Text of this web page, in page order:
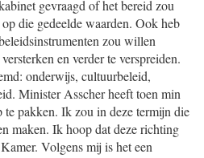
gevraagd of het bereid zou
die gedeelde waarden. Ook heb
zou willen
en verder te verspreiden.
onderwijs, cultuurbeleid,
Minister Asscher heeft toen min
te pakken. Ik zou in deze termijn die
maken. Ik hoop dat deze richting
Volgens mij is het een